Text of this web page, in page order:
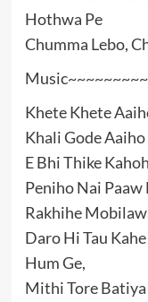
Hothwa Pe
Chumma Lebo,
Khete Khete
Khali Gode
E Bhi Thike
Peniho Nai Paaw
Rakhihe
Daro Hi Tau
Hum Ge,
Mithi Tore